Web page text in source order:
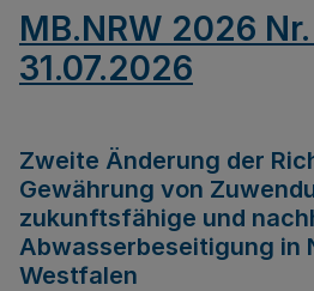
MB.NRW 2026
31.07.2026
Zweite Änderung der
Gewährung von
zukunftsfähige und
Abwasserbeseitigung in
Westfalen